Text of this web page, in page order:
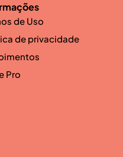
de Uso
de privacidade
Pro